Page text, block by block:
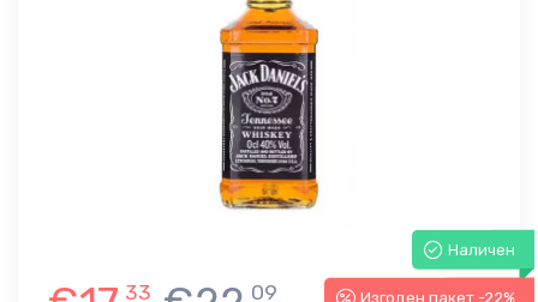
Наличен
-22%
Изгоден пакет -22%
33 09